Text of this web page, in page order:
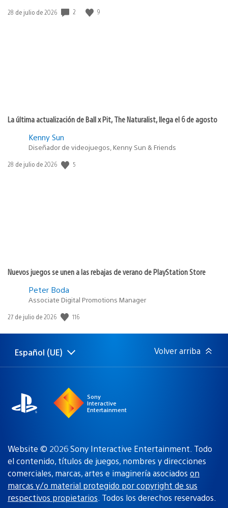
Fecha
28 de julio de 2026 2 9
La última actualización de Ball x Pit, The Naturalist, llega el 6 de agosto
Kenny Sun
Diseñador de videojuegos, Kenny Sun & Friends
Fecha
28 de julio de 2026 5
Nuevos juegos se unen a las rebajas de verano de PlayStation Store
Peter Boda
Associate Digital Promotions Manager
Fecha
publicación:
27 de julio de 2026 116
Selecciona
una
Región
actual:
Español (UE) Volver arriba
Sony
Interactive
Entertainment
Website © 2026 Sony Interactive Entertainment. Todo
el contenido, títulos de juegos, nombres y direcciones
comerciales, marcas, artes e imaginería asociados on
marcas y/o material protegido por copyright de sus
respectivos propietarios. Todos los derechos reservados.